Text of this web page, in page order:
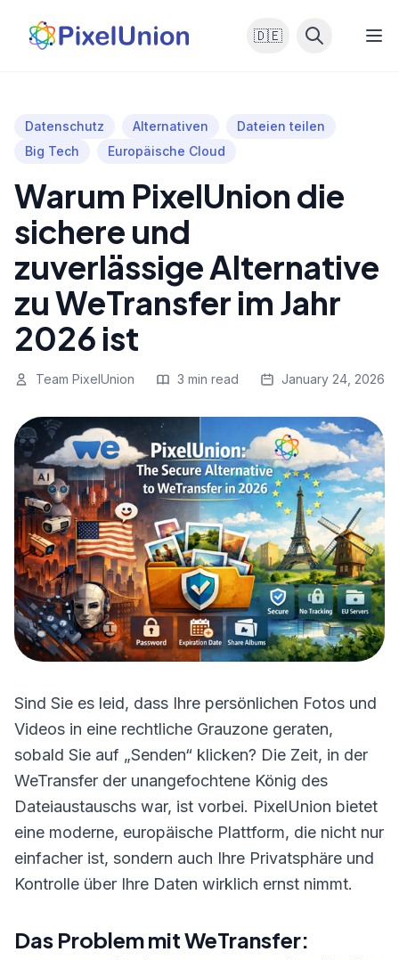
🇩🇪
Datenschutz Alternativen
Dateien teilen
Big Tech
Europäische Cloud
Warum PixelUnion die
sichere und
zuverlässige Alternative
zu WeTransfer im Jahr
2026 ist
Team PixelUnion 3 min read January 24, 2026
Sind Sie es leid, dass Ihre persönlichen Fotos und
Videos in eine rechtliche Grauzone geraten,
sobald Sie auf „Senden“ klicken? Die Zeit, in der
WeTransfer der unangefochtene König des
Dateiaustauschs war, ist vorbei. PixelUnion bietet
eine moderne, europäische Plattform, die nicht nur
einfacher ist, sondern auch Ihre Privatsphäre und
Kontrolle über Ihre Daten wirklich ernst nimmt.
Das Problem mit WeTransfer: